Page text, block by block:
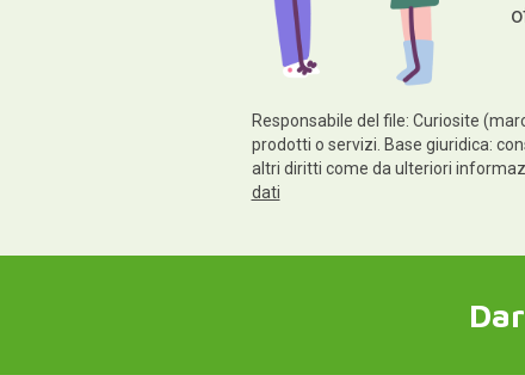
Responsabile del file: Curiosite
prodotti o servizi. Base giuridica:
altri diritti come da ulteriori
dati